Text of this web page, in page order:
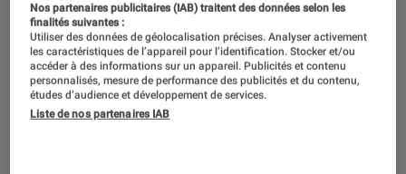
ACTU
Arts et expositions • 06 déc. 2024
Nos partenaires publicitaires (IAB) traitent des données selon les
finalités suivantes :
Utiliser des données de géolocalisation précises. Analyser activement
les caractéristiques de l’appareil pour l’identification. Stocker et/ou
accéder à des informations sur un appareil. Publicités et contenu
personnalisés, mesure de performance des publicités et du contenu,
études d’audience et développement de services.
Liste de nos partenaires IAB